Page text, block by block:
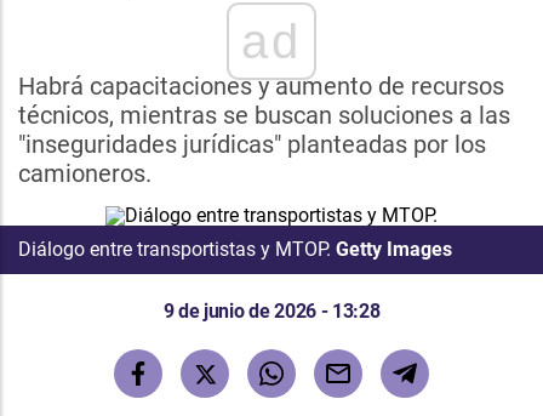
ad
Habrá capacitaciones y aumento de recursos
técnicos, mientras se buscan soluciones a las
"inseguridades jurídicas" planteadas por los
camioneros.
Diálogo entre transportistas y MTOP. Getty Images
9 de junio de 2026 - 13:28